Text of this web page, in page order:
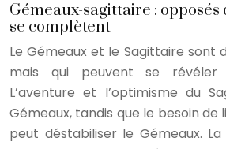
Gémeaux-sagittaire : opposés
se complètent
Le Gémeaux et le Sagittaire sont
mais qui peuvent se révéler
L’aventure et l’optimisme du
Gémeaux, tandis que le besoin
peut déstabiliser le Gémeaux.